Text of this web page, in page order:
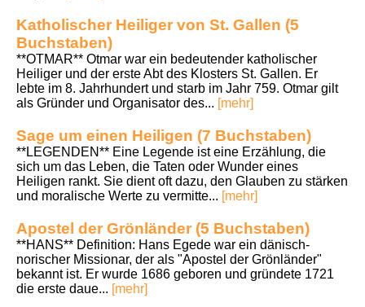
Katholischer Heiliger von St. Gallen (5
Buchstaben)
**OTMAR** Otmar war ein bedeutender katholischer
Heiliger und der erste Abt des Klosters St. Gallen. Er
lebte im 8. Jahrhundert und starb im Jahr 759. Otmar gilt
als Gründer und Organisator des... [mehr]
Sage um einen Heiligen (7 Buchstaben)
**LEGENDEN** Eine Legende ist eine Erzählung, die
sich um das Leben, die Taten oder Wunder eines
Heiligen rankt. Sie dient oft dazu, den Glauben zu stärken
und moralische Werte zu vermitte... [mehr]
Apostel der Grönländer (5 Buchstaben)
**HANS** Definition: Hans Egede war ein dänisch-
norischer Missionar, der als "Apostel der Grönländer"
bekannt ist. Er wurde 1686 geboren und gründete 1721
die erste daue... [mehr]